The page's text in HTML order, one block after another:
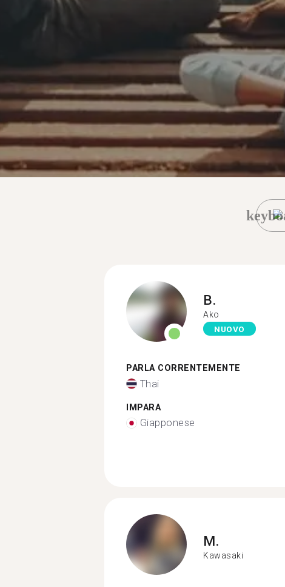
B.
Ako
NUOVO
PARLA CORRENTEMENTE
Thai
IMPARA
Giapponese
M.
Kawasaki